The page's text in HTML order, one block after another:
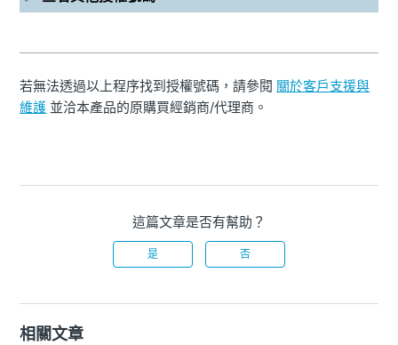
若無法透過以上程序找到授權號碼，請參閱 關於客戶支援與
維護 並洽本產品的原購買經銷商/代理商。
這篇文章是否有幫助？
是 否
相關文章